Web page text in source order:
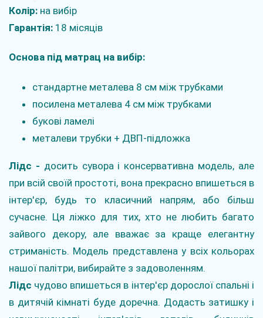
Колір: на вибір
Гарантія: 18 місяців
Основа під матрац на вибір:
стандартне металева 8 см між трубками
посилена металева 4 см між трубками
букові ламелі
металеви трубки + ДВП-підложка
Лідс - досить сувора і консервативна модель, але
при всій своїй простоті, вона прекрасно впишеться в
інтер'єр, будь то класичний напрям, або більш
сучасне. Ця ліжко для тих, хто не любить багато
зайвого декору, але вважає за краще елегантну
стриманість. Модель представлена ​​у всіх кольорах
нашої палітри, вибирайте з задоволенням.
Лідс чудово впишеться в інтер'єр дорослої спальні і
в дитячій кімнаті буде доречна. Додасть затишку і